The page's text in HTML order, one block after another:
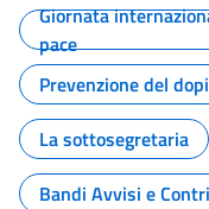
Giornata
pace
Prevenzione del
La sottosegretaria
Bandi Avvisi e